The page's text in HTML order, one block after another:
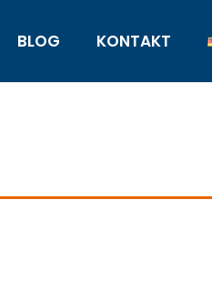
BLOG KONTAKT